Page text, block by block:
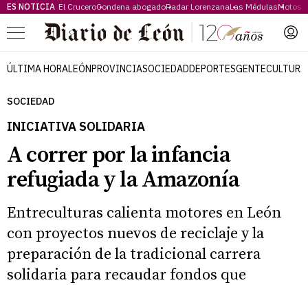
ES NOTICIA El CruceroCondena abogadoRadar LorenzanaLas MédulasMotos
Menú
ÚLTIMA HORALEÓNPROVINCIASOCIEDADDEPORTESGENTECULTURA
SOCIEDAD
INICIATIVA SOLIDARIA
A correr por la infancia
refugiada y la Amazonía
Entreculturas calienta motores en León
con proyectos nuevos de reciclaje y la
preparación de la tradicional carrera
solidaria para recaudar fondos que